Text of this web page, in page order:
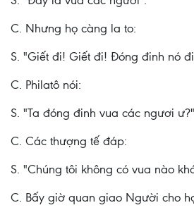
C. Nhưng họ càng la to:
S. "Giết đi! Giết đi! Ðóng đinh nó
C. Philatô nói:
S. "Ta đóng đinh vua các ngươi ư?"
C. Các thượng tế đáp:
S. "Chúng tôi không có vua nào
C. Bấy giờ quan giao Người cho